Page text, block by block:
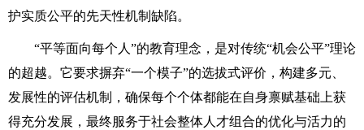
护实质公平的先天性机制缺陷。
“平等面向每个人”的教育理念，是对传统“机会公平”理论
的超越。它要求摒弃“一个模子”的选拔式评价，构建多元、
发展性的评估机制，确保每个个体都能在自身禀赋基础上获
得充分发展，最终服务于社会整体人才组合的优化与活力的